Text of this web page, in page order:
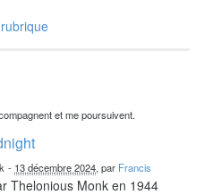
et me poursuivent.
- 13 décembre 2024, par Francis
Thelonious Monk en 1944